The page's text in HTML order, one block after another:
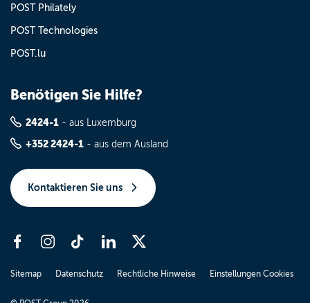
POST Philately
POST Technologies
POST.lu
Benötigen Sie Hilfe?
2424-1 - aus Luxemburg
+352 2424-1 - aus dem Ausland
Kontaktieren Sie uns
Sitemap Datenschutz Rechtliche Hinweise Einstellungen Cookies